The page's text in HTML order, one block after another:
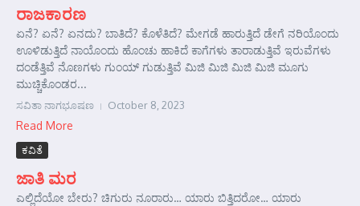
ರಾಜಕಾರಣ
ಏನೆ? ಏನೆ? ಏನದು? ಬಾತಿದೆ? ಕೊಳೆತಿದೆ? ಮೇಗಡೆ ಹಾರುತ್ತಿದೆ ಡೇಗೆ ನರಿಯೊಂದು
ಊಳಿಡುತ್ತಿದೆ ನಾಯೊಂದು ಹೊಂಚು ಹಾಕಿದೆ ಕಾಗೆಗಳು ತಾರಾಡುತ್ತಿವೆ ಇರುವೆಗಳು
ದಂಡೆತ್ತಿವೆ ನೊಣಗಳು ಗುಂಯ್‌ ಗುಡುತ್ತಿವೆ ಮಿಜಿ ಮಿಜಿ ಮಿಜಿ ಮಿಜಿ ಮೂಗು
ಮುಚ್ಚಿಕೊಂಡರ...
ಸವಿತಾ ನಾಗಭೂಷಣ October 8, 2023
Read More
ಕವಿತೆ
ಜಾತಿ ಮರ
ಎಲ್ಲಿದೆಯೋ ಬೇರು? ಚಿಗುರು ನೂರಾರು… ಯಾರು ಬಿತ್ತಿದರೋ… ಯಾರು